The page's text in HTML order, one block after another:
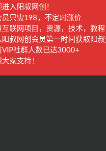
入阳叔网创！
员只需198，不定时涨价
互联网项目，资源，技术，教程
阳叔网创会员第一时间获取阳叔
VIP社群人数已达3000+
家支持！